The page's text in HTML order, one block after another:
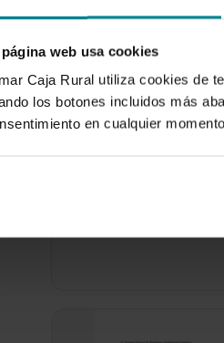
página web usa cookies
Caja Rural utiliza cookies de
los botones incluidos más
en cualquier
Nuevas tendencias
técnicas culturales
varietales de la
intensiva